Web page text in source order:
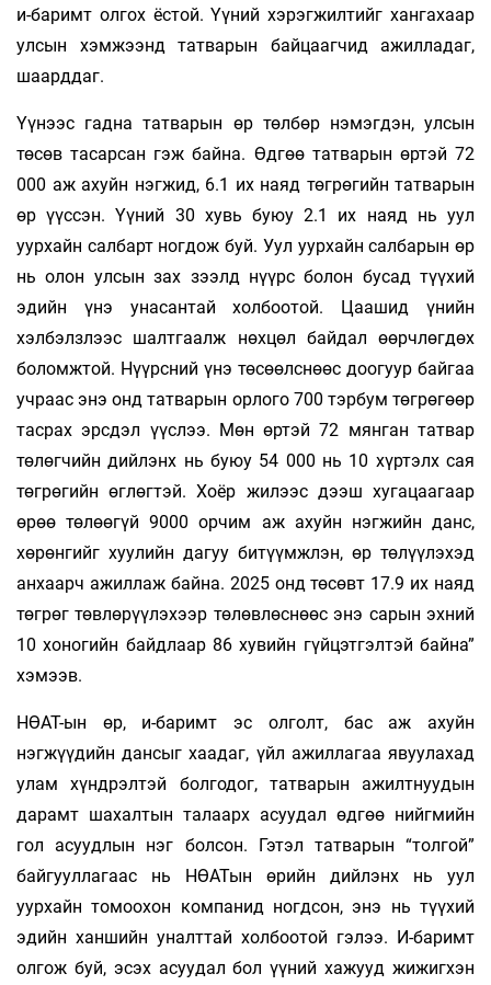
и-баримт олгох ёстой. Үүний хэрэгжилтийг хангахаар
улсын хэмжээнд татварын байцаагчид ажилладаг,
шаарддаг.
Үүнээс гадна татварын өр төлбөр нэмэгдэн, улсын
төсөв тасарсан гэж байна. Өдгөө татварын өртэй 72
000 аж ахуйн нэгжид, 6.1 их наяд төгрөгийн татварын
өр үүссэн. Үүний 30 хувь буюу 2.1 их наяд нь уул
уурхайн салбарт ногдож буй. Уул уурхайн салбарын өр
нь олон улсын зах зээлд нүүрс болон бусад түү­хий
эдийн үнэ унасантай холбоотой. Цаашид үнийн
хэлбэлзлээс шалтгаалж нөхцөл байдал өөрчлөгдөх
боломжтой. Нүүрсний үнэ төсөөлснөөс доогуур байгаа
учраас энэ онд татварын орлого 700 тэрбум төгрөгөөр
тасрах эрсдэл үүслээ. Мөн өртэй 72 мянган татвар
төлөгчийн дийлэнх нь буюу 54 000 нь 10 хүртэлх сая
төгрөгийн өглөгтэй. Хоёр жилээс дээш хугацаагаар
өрөө төлөөгүй 9000 орчим аж ахуйн нэгжийн данс,
хөрөнгийг хуулийн дагуу битүүмж­лэн, өр төлүүлэхэд
анхаарч ажиллаж байна. 2025 онд төсөвт 17.9 их наяд
төгрөг төвлөрүүлэхээр төлөвлөснөөс энэ сарын эхний
10 хоногийн байдлаар 86 хувийн гүйцэтгэлтэй байна”
хэмээв.
НӨАТ-ын өр, и-баримт эс олголт, бас аж ахуйн
нэгжүүдийн дансыг хаадаг, үйл ажиллагаа явуулахад
улам хүндрэлтэй болгодог, татварын ажилтнуудын
дарамт шахалтын талаарх асуудал өдгөө нийгмийн
гол асуудлын нэг болсон. Гэтэл татварын “толгой”
байгууллагаас нь НӨАТын өрийн дийлэнх нь уул
уурхайн томоохон компанид ногдсон, энэ нь түүхий
эдийн ханшийн уналттай холбоотой гэлээ. И-баримт
олгож буй, эсэх асуудал бол үүний хажууд жижигхэн